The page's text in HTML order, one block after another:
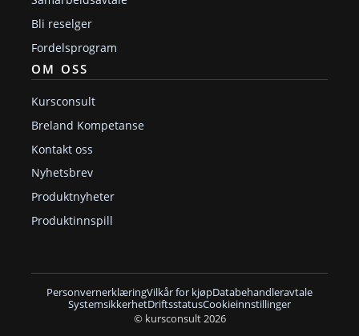
Bli reselger
Fordelsprogram
OM OSS
Kursconsult
Breland Kompetanse
Kontakt oss
Nyhetsbrev
Produktnyheter
Produktinnspill
PersonvernerklæringVilkår for kjøpDatabehandleravtale
SystemsikkerhetDriftsstatusCookieinnstillinger
© kursconsult 2026